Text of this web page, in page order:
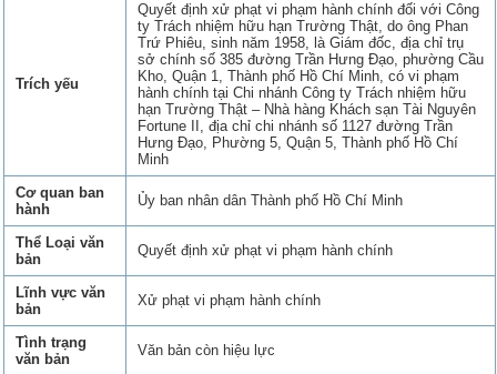
Trích yếu
Quyết định xử phạt vi phạm hành chính đối với Công
ty Trách nhiệm hữu hạn Trường Thật, do ông Phan
Trứ Phiêu, sinh năm 1958, là Giám đốc, địa chỉ trụ
sở chính số 385 đường Trần Hưng Đạo, phường Cầu
Kho, Quận 1, Thành phố Hồ Chí Minh, có vi phạm
hành chính tại Chi nhánh Công ty Trách nhiệm hữu
hạn Trường Thật – Nhà hàng Khách sạn Tài Nguyên
Fortune II, địa chỉ chi nhánh số 1127 đường Trần
Hưng Đạo, Phường 5, Quận 5, Thành phố Hồ Chí
Minh
Cơ quan ban
hành
Ủy ban nhân dân Thành phố Hồ Chí Minh
Thể Loại văn
bản
Quyết định xử phạt vi phạm hành chính
Lĩnh vực văn
bản
Xử phạt vi phạm hành chính
Tình trạng
văn bản
Văn bản còn hiệu lực